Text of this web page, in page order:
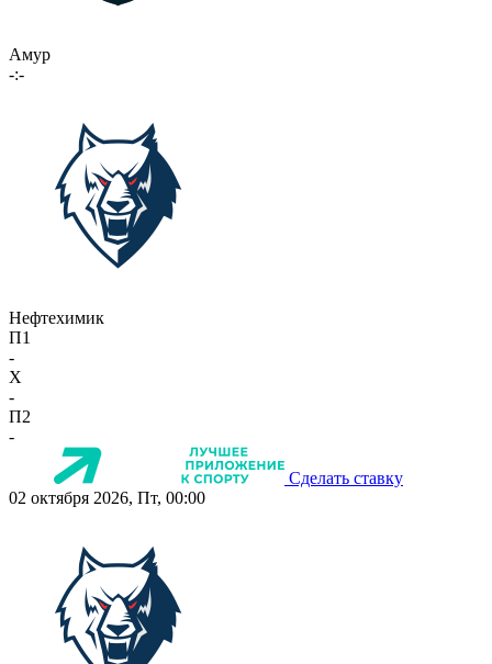
Амур
-:-
Нефтехимик
П1
-
X
-
П2
-
Сделать ставку
02 октября 2026, Пт, 00:00